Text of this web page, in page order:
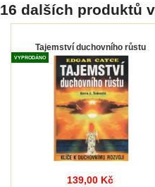
16 dalších produktů
Tajemství duchovního růstu
VYPRODÁNO
139,00 Kč